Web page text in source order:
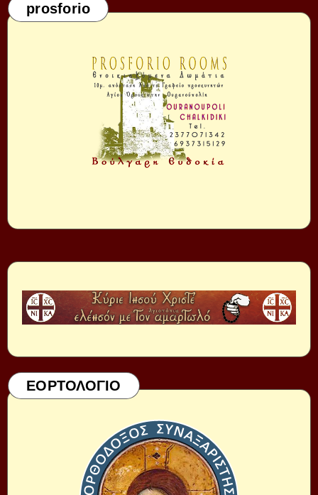
prosforio
ΕΟΡΤΟΛΟΓΙΟ